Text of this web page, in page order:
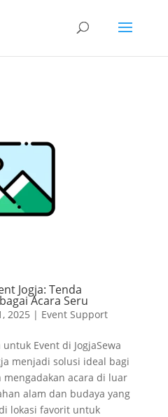
Jogja: Tenda
Acara Seru
2025 | Event Support
Event di JogjaSewa
menjadi solusi ideal bagi
acara di luar
alam dan budaya yang
lokasi favorit untuk